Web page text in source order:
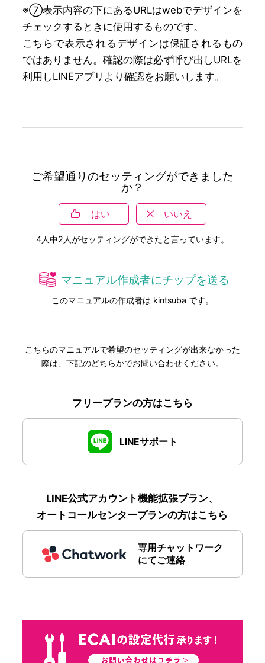
※⑦表示内容の下にあるURLはwebでデザインを
チェックするときに使用するものです。
こちらで表示されるデザインは保証されるもの
ではありません。確認の際は必ず呼び出しURLを
利用しLINEアプリより確認をお願いします。
ご希望通りのセッティングができました
か？
はい いいえ
4人中2 人がセッティングができたと言っています。
マニュアル作成者にチップを送る
このマニュアルの作成者は kintsuba です。
こちらのマニュアルで希望のセッティングが出来なかった
際は、下記のどちらかでお問い合わせください。
フリープランの方はこちら
LINEサポート
LINE公式アカウント機能拡張プラン、
オートコールセンタープランの方はこちら
専用チャットワーク
にてご連絡